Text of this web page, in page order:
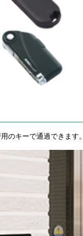
のキーで通過できます。